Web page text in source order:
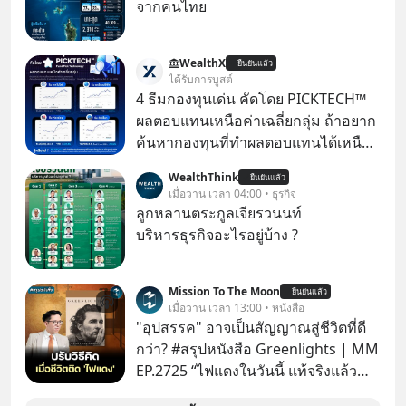
จากคนไทย
WealthX ยืนยันแล้ว
ได้รับการบูสต์
4 ธีมกองทุนเด่น คัดโดย PICKTECH™
ผลตอบแทนเหนือค่าเฉลี่ยกลุ่ม ถ้าอยาก
ค้นหากองทุนที่ทำผลตอบแทนได้เหนือ
ค้นหาข้อมูลและวิเคราะห์เองให้เสีย
เวลา แค่ใช้ PICKTECH™ บนแอป
WealthX ช่วยคัดกองทุนเด่นให้ได้
WealthThink ยืนยันแล้ว
เมื่อวาน เวลา 04:00 • ธุรกิจ
ลูกหลานตระกูลเจียรวนนท์
บริหารธุรกิจอะไรอยู่บ้าง ?
Mission To The Moon ยืนยันแล้ว
เมื่อวาน เวลา 13:00 • หนังสือ
"อุปสรรค" อาจเป็นสัญญาณสู่ชีวิตที่ดี
กว่า? #สรุปหนังสือ Greenlights | MM
EP.2725 “ไฟแดงในวันนี้ แท้จริงแล้ว